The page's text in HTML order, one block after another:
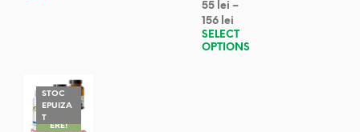
55 lei –
156 lei
SELECT
OPTIONS
STOC
EPUIZA
TREDUC
ERE!